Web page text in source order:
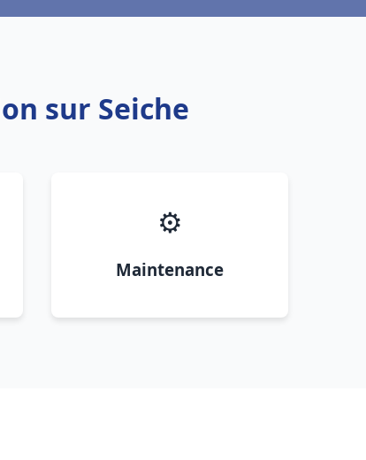
sur Seiche
⚙️
Maintenance